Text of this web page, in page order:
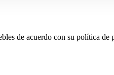
de acuerdo con su política de